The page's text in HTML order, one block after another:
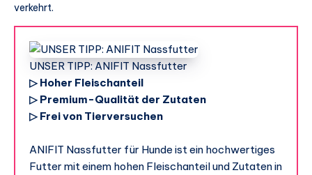
verkehrt.
UNSER TIPP: ANIFIT Nassfutter
▷ Hoher Fleischanteil
▷ Premium-Qualität der Zutaten
▷ Frei von Tierversuchen
ANIFIT Nassfutter für Hunde ist ein hochwertiges
Futter mit einem hohen Fleischanteil und Zutaten in